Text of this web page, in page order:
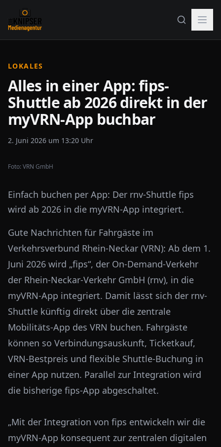
LOKALES
Alles in einer App: fips-
Shuttle ab 2026 direkt in der
myVRN-App buchbar
2. Juni 2026 um 13:20 Uhr
Foto:VRN GmbH
Einfach buchen per App: Der rnv-Shuttle fips
wird ab 2026 in die myVRN-App integriert.
Gute Nachrichten für Fahrgäste im
Verkehrsverbund Rhein-Neckar (VRN): Ab dem 1.
Juni 2026 wird „fips“, der On-Demand-Verkehr
der Rhein-Neckar-Verkehr GmbH (rnv), in die
myVRN-App integriert. Damit lässt sich der rnv-
Shuttle künftig direkt über die zentrale
Mobilitäts-App des VRN buchen. Fahrgäste
können so Verbindungsauskunft, Ticketkauf,
VRN-Bestpreis und flexible Shuttle-Buchung in
einer App nutzen. Parallel zur Integration wird
die bisherige fips-App abgeschaltet.
„Mit der Integration von fips entwickeln wir die
myVRN-App konsequent zur zentralen digitalen